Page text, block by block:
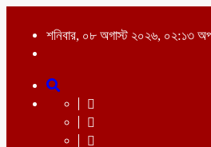
শনিবার, ০৮ অগাস্ট ২০২৬, ০২:১৩